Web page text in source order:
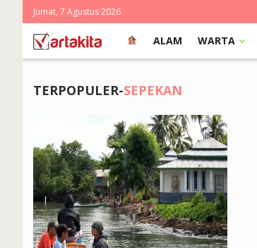
Jumat, 7 Agustus 2026
ALAM WARTA
TERPOPULER-SEPEKAN